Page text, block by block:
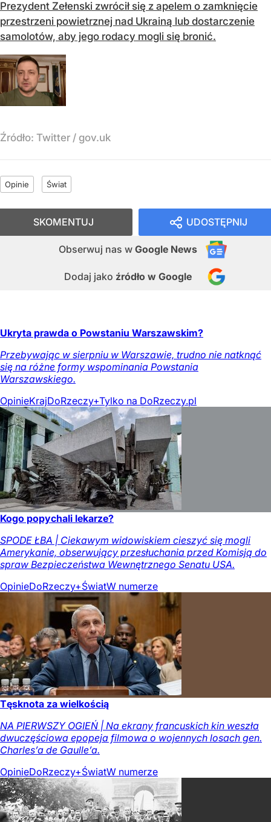
Prezydent Zełenski zwrócił się z apelem o zamknięcie
przestrzeni powietrznej nad Ukrainą lub dostarczenie
samolotów, aby jego rodacy mogli się bronić.
Źródło: Twitter / gov.uk
Opinie Świat
UDOSTĘPNIJ
Obserwuj nas w Google News
Dodaj jako źródło w Google
SKOMENTUJ
Ukryta prawda o Powstaniu Warszawskim?
Przebywając w sierpniu w Warszawie, trudno nie natknąć
się na różne formy wspominania Powstania
Warszawskiego.
OpinieKrajDoRzeczy+Tylko na DoRzeczy.pl
Kogo popychali lekarze?
SPODE ŁBA | Ciekawym widowiskiem cieszyć się mogli
Amerykanie, obserwujący przesłuchania przed Komisją do
spraw Bezpieczeństwa Wewnętrznego Senatu USA.
OpinieDoRzeczy+ŚwiatW numerze
Tęsknota za wielkością
NA PIERWSZY OGIEŃ | Na ekrany francuskich kin weszła
dwuczęściowa epopeja filmowa o wojennych losach gen.
Charles’a de Gaulle’a.
OpinieDoRzeczy+ŚwiatW numerze